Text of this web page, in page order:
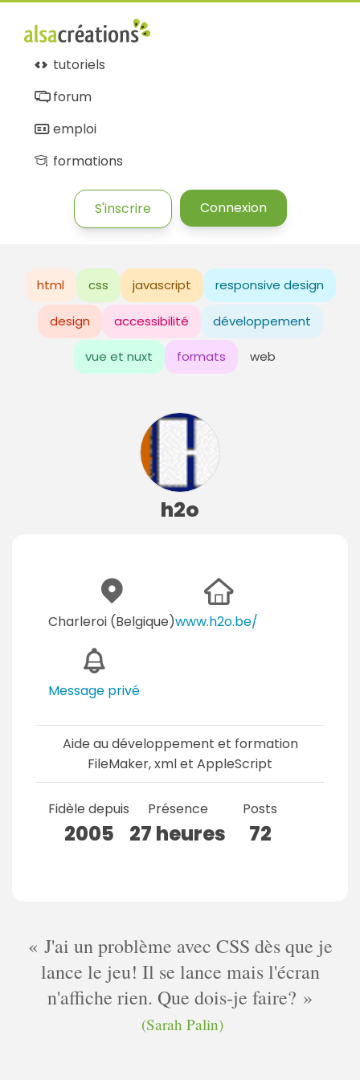
tutoriels
forum
emploi
formations
S'inscrire Connexion
html css javascript responsive design
design accessibilité développement
vue et nuxt formats web
h2o
Charleroi (Belgique)www.h2o.be/
Message privé
Aide au développement et formation
FileMaker, xml et AppleScript
Fidèle depuis
2005
Présence
27 heures
Posts
72
J'ai un problème avec CSS dès que je
lance le jeu! Il se lance mais l'écran
n'affiche rien. Que dois-je faire?
(Sarah Palin)